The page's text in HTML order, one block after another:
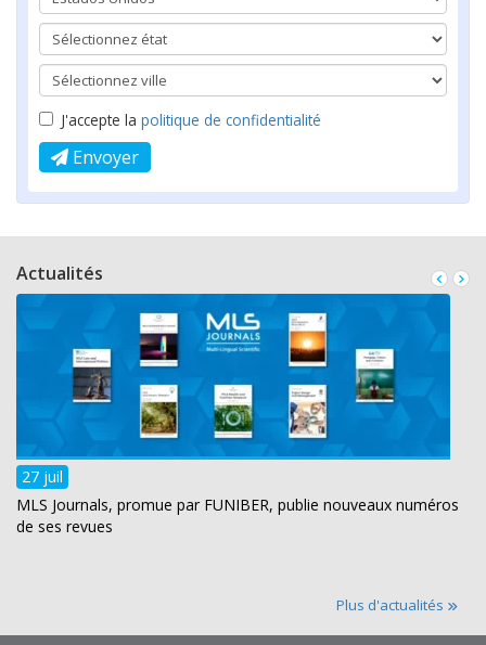
J'accepte la politique de confidentialité
Envoyer
Actualités
27 juil
MLS Journals, promue par FUNIBER, publie nouveaux numéros
de ses revues
Plus d'actualités